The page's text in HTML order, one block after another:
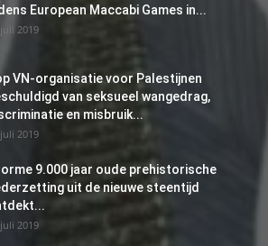
European Maccabi Games in...
2019
VN-organisatie voor Palestijnen
van seksueel wangedrag,
en misbruik...
2019
9.000 jaar oude prehistorische
uit de nieuwe steentijd
2019